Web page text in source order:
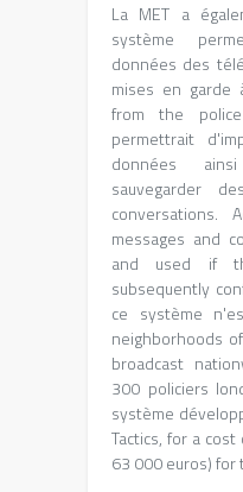
La MET a
système
données des
mises en garde
from the
permettrait
données
sauvegarder
conversations.
messages and
and used if
subsequently
ce système
neighborhoods
broadcast
300 policiers
système
Tactics, for a
63 000 euros)